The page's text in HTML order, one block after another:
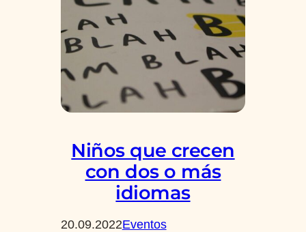
Niños que crecen
con dos o más
idiomas
20.09.2022Eventos